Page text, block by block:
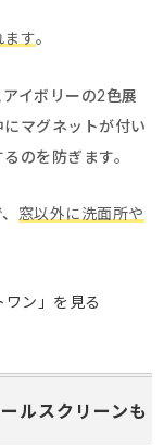
ます。
イボリーの2色展
マグネットが付い
のを防ぎます。
窓以外に洗面所や
ン」を見る
ルスクリーンも